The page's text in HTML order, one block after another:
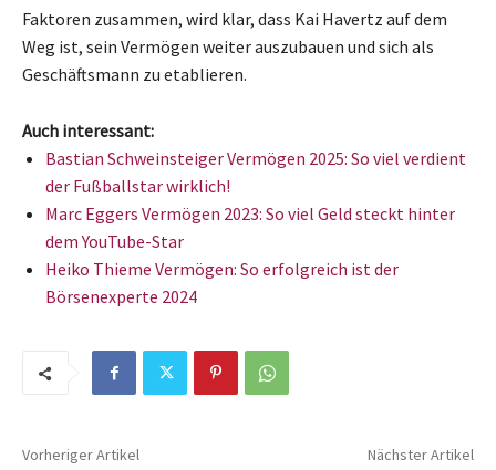
Faktoren zusammen, wird klar, dass Kai Havertz auf dem
Weg ist, sein Vermögen weiter auszubauen und sich als
Geschäftsmann zu etablieren.
Auch interessant:
Bastian Schweinsteiger Vermögen 2025: So viel verdient
der Fußballstar wirklich!
Marc Eggers Vermögen 2023: So viel Geld steckt hinter
dem YouTube-Star
Heiko Thieme Vermögen: So erfolgreich ist der
Börsenexperte 2024
Vorheriger Artikel Nächster Artikel